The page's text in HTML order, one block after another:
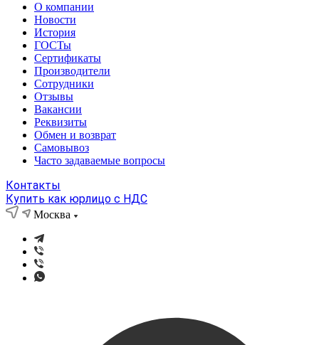
О компании
Новости
История
ГОСТы
Сертификаты
Производители
Сотрудники
Отзывы
Вакансии
Реквизиты
Обмен и возврат
Самовывоз
Часто задаваемые вопросы
Контакты
Купить как юрлицо с НДС
Москва